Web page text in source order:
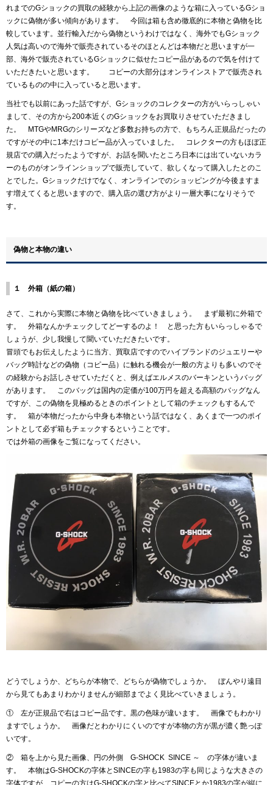
れまでのGショックの買取の経験から上記の画像のような箱に入っているGショ
ックに偽物が多い傾向があります。 今回は箱も含め徹底的に本物と偽物を比
較しています。並行輸入だから偽物というわけではなく、海外でもGショック
人気は高いので海外で販売されているそのほとんどは本物だと思いますが一
部、海外で販売されているGショックに似せたコピー品があるので気を付けて
いただきたいと思います。 コピーの大部分はオンラインストアで販売され
ているものの中に入っていると思います。
当社でも以前にあった話ですが、Gショックのコレクターの方がいらっしゃい
まして、その方から200本近くのGショックをお買取りさせていただきまし
た。 MTGやMRGのシリーズなど多数お持ちの方で、もちろん正規品だったの
ですがその中に1本だけコピー品が入っていました。 コレクターの方もほぼ正
規店での購入だったようですが、お話を聞いたところ日本には出ていないカラ
ーのものがオンラインショップで販売していて、欲しくなって購入したとのこ
とでした。Gショックだけでなく、オンラインでのショッピングが今後ますま
す増えてくると思いますので、購入店の選び方がより一層大事になりそうで
す。
偽物と本物の違い
１ 外箱（紙の箱）
さて、これから実際に本物と偽物を比べていきましょう。 まず最初に外箱で
す。 外箱なんかチェックしてどーするのよ！ と思った方もいらっしゃるで
しょうが、少し我慢して聞いていただきたいです。
冒頭でもお伝えしたように当方、買取店ですのでハイブランドのジュエリーや
バッグ時計などの偽物（コピー品）に触れる機会が一般の方よりも多いのでそ
の経験からお話しさせていただくと、例えばエルメスのバーキンというバッグ
があります。 このバッグは国内の定価が100万円を超える高額のバッグなん
ですが、この偽物を見極めるときのポイントとして箱のチェックもするんで
す。 箱が本物だったから中身も本物という話ではなく、あくまで一つのポイ
ントとして必ず箱もチェックするということです。
では外箱の画像をご覧になってください。
どうでしょうか、どちらが本物で、どちらが偽物でしょうか。 ぼんやり遠目
から見てもあまりわかりませんが細部までよく見比べていきましょう。
① 左が正規品で右はコピー品です。黒の色味が違います。 画像でもわかり
ますでしょうか。 画像だとわかりにくいのですが本物の方が黒が濃く艶っぽ
いです。
② 箱を上から見た画像、円の外側 G-SHOCK SINCE ～ の字体が違いま
す。 本物はG-SHOCKの字体とSINCEの字も1983の字も同じような大きさの
字体ですが、コピーの方はG-SHOCKの字と比べてSINCEとか1983の字が縦に